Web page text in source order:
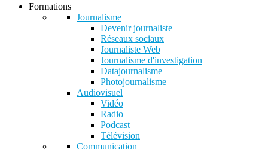
Formations
Journalisme
Devenir journaliste
Réseaux sociaux
Journaliste Web
Journalisme d'investigation
Datajournalisme
Photojournalisme
Audiovisuel
Vidéo
Radio
Podcast
Télévision
Communication